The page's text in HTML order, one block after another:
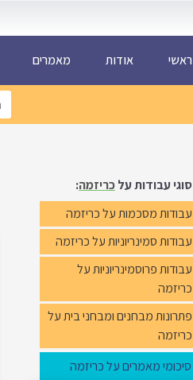
ראשי אודות מאמרים
סוגי עבודות עלכריזמה:
עבודות מסכמות על כריזמה
עבודות סמינריוניות על כריזמה
עבודות פרוסמינריוניות על
כריזמה
פתרונות מבחנים ומבחני בית על
כריזמה
סיכומי מאמרים על כריזמה